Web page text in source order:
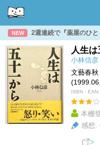
NEW 2週連続で『薬屋のひ
人生は
小林信彦
文藝春秋
ISBN・EAN:
本棚
感想: